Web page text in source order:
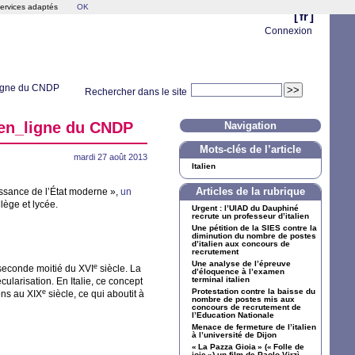
[ fr ]
Connexion
Rechercher dans le site
du CNDP
du CNDP
mardi 27 août 2013
de l’État moderne », un
et lycée.
moitié du XVI e siècle. La
En Italie, ce concept
au XIXe siècle, ce qui aboutit à
Navigation
Mots-clés de l’article
Italien
Articles de la rubrique
Urgent : l’UIAD du Dauphiné
recrute un professeur d’italien
Une pétition de la SIES contre la
diminution du nombre de postes
d’italien aux concours de
recrutement
Une analyse de l’épreuve
d’éloquence à l’examen
terminal italien
Protestation contre la baisse du
nombre de postes mis aux
concours de recrutement de
l’Education Nationale
Menace de fermeture de l’italien
à l’université de Dijon
« La Pazza Gioia » (« Folle de
adaptés OK